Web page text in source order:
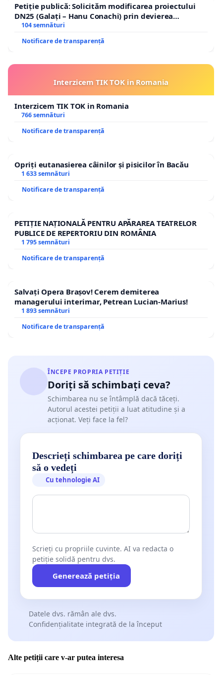
Petiție publică: Solicităm modificarea proiectului
DN25 (Galați – Hanu Conachi) prin devierea
traseului în afara localităților!
104 semnături
Notificare de transparență
Interzicem TIK TOK in Romania
Interzicem TIK TOK in Romania
766 semnături
Notificare de transparență
Opriți eutanasierea câinilor și pisicilor în Bacău
1 633 semnături
Notificare de transparență
PETIȚIE NAȚIONALĂ PENTRU APĂRAREA TEATRELOR
PUBLICE DE REPERTORIU DIN ROMÂNIA
1 795 semnături
Notificare de transparență
Salvați Opera Brașov! Cerem demiterea
managerului interimar, Petrean Lucian-Marius!
1 893 semnături
Notificare de transparență
ÎNCEPE PROPRIA PETIȚIE
Doriți să schimbați ceva?
Schimbarea nu se întâmplă dacă tăceți.
Autorul acestei petiții a luat atitudine și a
acționat. Veți face la fel?
Descrieți schimbarea pe care doriți
să o vedeți
Cu tehnologie AI
Scrieți cu propriile cuvinte. AI va redacta o
petiție solidă pentru dvs.
Generează petiția
Datele dvs. rămân ale dvs.
Confidențialitate integrată de la început
Alte petiții care v-ar putea interesa